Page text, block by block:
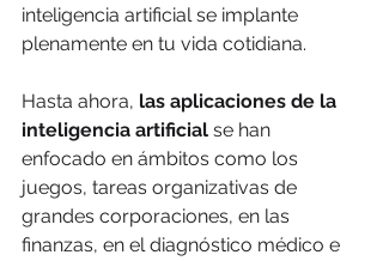
inteligencia artificial se implante
plenamente en tu vida cotidiana.
Hasta ahora, las aplicaciones de la
inteligencia artificial se han
enfocado en ámbitos como los
juegos, tareas organizativas de
grandes corporaciones, en las
finanzas, en el diagnóstico médico e